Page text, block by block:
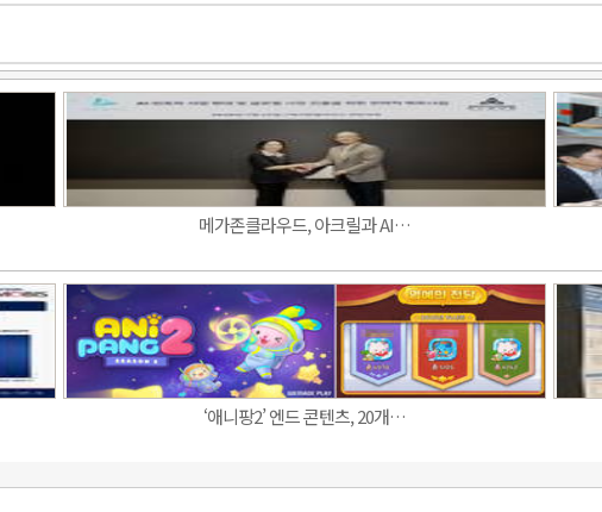
메가존클라우드, 아크릴과 AI…
‘애니팡2’ 엔드 콘텐츠, 20개…